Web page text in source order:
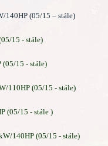
140HP (05/15 – stále)
15 - stále)
(05/15 - stále)
110HP (05/15 - stále)
(05/15 - stále )
140HP (05/15 - stále)